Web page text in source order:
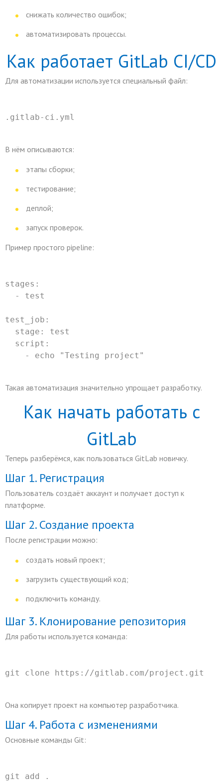
снижать количество ошибок;
автоматизировать процессы.
Как работает GitLab CI/CD
Для автоматизации используется специальный файл:
.gitlab-ci.yml
В нём описываются:
этапы сборки;
тестирование;
деплой;
запуск проверок.
Пример простого pipeline:
stages:
  - test
test_job:
  stage: test
  script:
    - echo "Testing project"
Такая автоматизация значительно упрощает разработку.
Как начать работать с
GitLab
Теперь разберёмся, как пользоваться GitLab новичку.
Шаг 1. Регистрация
Пользователь создаёт аккаунт и получает доступ к
платформе.
Шаг 2. Создание проекта
После регистрации можно:
создать новый проект;
загрузить существующий код;
подключить команду.
Шаг 3. Клонирование репозитория
Для работы используется команда:
git clone https://gitlab.com/project.git
Она копирует проект на компьютер разработчика.
Шаг 4. Работа с изменениями
Основные команды Git:
git
add .